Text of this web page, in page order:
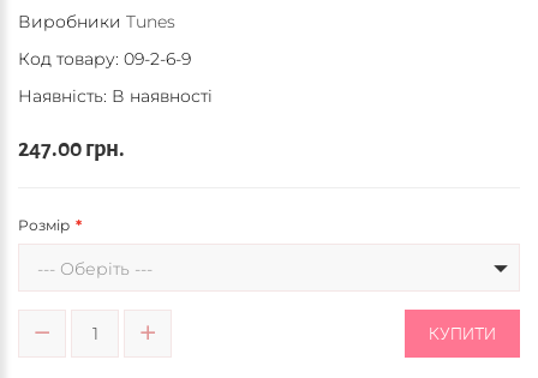
Виробники Tunes
Код товару: 09-2-6-9
Наявність: В наявності
247.00 грн.
Розмір
--- Оберіть ---
КУПИТИ